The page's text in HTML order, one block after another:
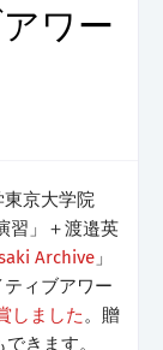
ワー
東京大学院
習」＋渡邉英
Archive 」
ィブアワー
しました。贈
きます。